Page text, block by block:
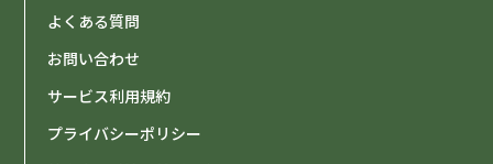
よくある質問
お問い合わせ
サービス利用規約
プライバシーポリシー